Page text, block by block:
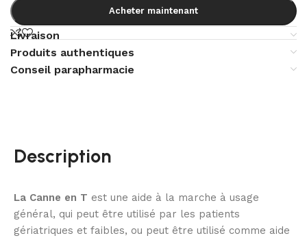
Acheter maintenant
Livraison
Produits authentiques
Conseil parapharmacie
Description
La Canne en T est une aide à la marche à usage
général, qui peut être utilisé par les patients
gériatriques et faibles, ou peut être utilisé comme aide